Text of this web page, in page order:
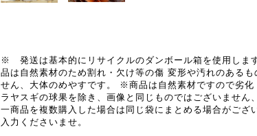
※ 発送は基本的にリサイクルのダンボール箱を使用し
品は自然素材のため割れ・欠け等の傷 変形や汚れのある
せん、大体のめやすです。 ※商品は自然素材ですので劣
ラヤスギの球果を除き、画像と同じものではございませ
一商品を複数購入した場合は同じ袋にまとめる場合がご
入力くださいませ。